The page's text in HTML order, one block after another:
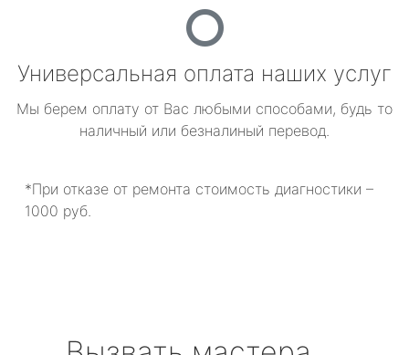
Универсальная оплата наших услуг
Мы берем оплату от Вас любыми способами, будь то
наличный или безналиный перевод.
*При отказе от ремонта стоимость диагностики –
1000 руб.